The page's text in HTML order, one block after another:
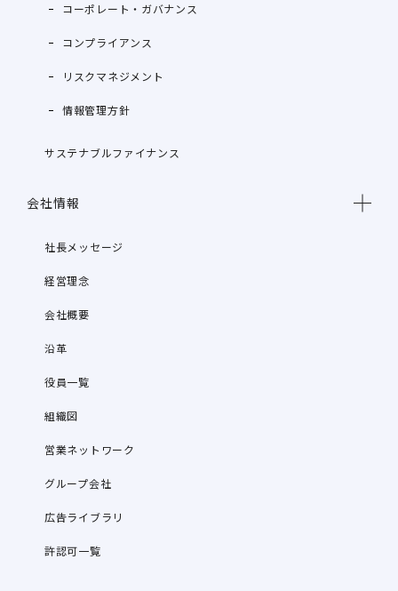
コーポレート・ガバナンス
コンプライアンス
リスクマネジメント
情報管理方針
サステナブルファイナンス
会社情報
社長メッセージ
経営理念
会社概要
沿革
役員一覧
組織図
営業ネットワーク
グループ会社
広告ライブラリ
許認可一覧